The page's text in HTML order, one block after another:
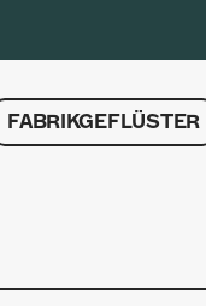
FABRIKGEFLÜSTER